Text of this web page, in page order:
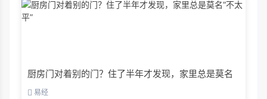
厨房门对着别的门？住了半年才发现，家里总是莫名
“不太平”
易经